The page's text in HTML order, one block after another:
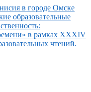
в городе Омске
образовательные
в рамках XXXIV
чтений.